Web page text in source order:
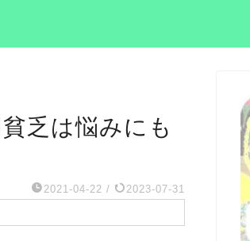
乏は悩みにも
2021-04-22 / 2023-07-31